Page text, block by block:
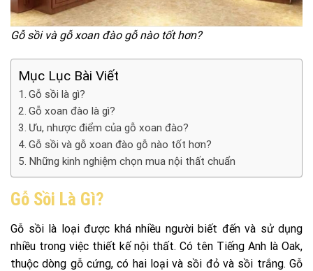
Gỗ sồi và gỗ xoan đào gỗ nào tốt hơn?
Mục Lục Bài Viết
Gỗ sồi là gì?
Gỗ xoan đào là gì?
Ưu, nhược điểm của gỗ xoan đào?
Gỗ sồi và gỗ xoan đào gỗ nào tốt hơn?
Những kinh nghiệm chọn mua nội thất chuẩn
Gỗ Sồi Là Gì?
Gỗ sồi là loại được khá nhiều người biết đến và sử dụng
nhiều trong việc thiết kế nội thất. Có tên Tiếng Anh là Oak,
thuộc dòng gỗ cứng, có hai loại và sồi đỏ và sồi trắng. Gỗ